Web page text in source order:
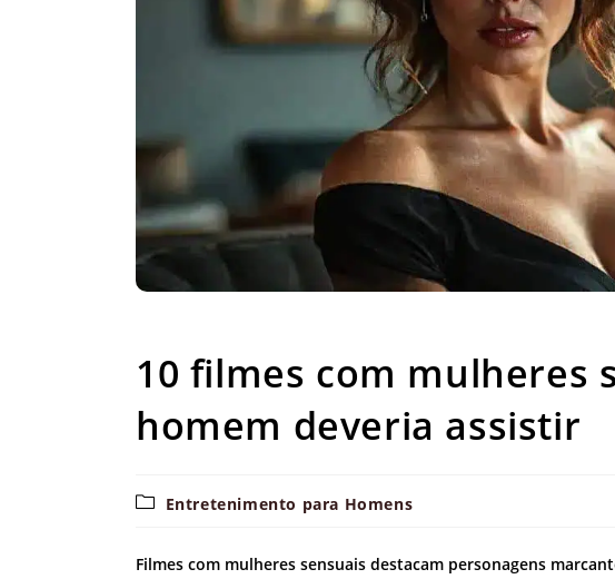
10 filmes com mulheres
homem deveria assistir
Categoria
Entretenimento para Homens
Filmes com mulheres sensuais destacam personagens